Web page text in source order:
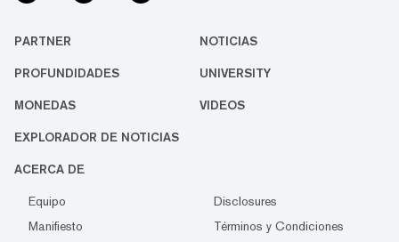
PARTNER NOTICIAS
PROFUNDIDADES UNIVERSITY
MONEDAS VIDEOS
EXPLORADOR DE NOTICIAS
ACERCA DE
Equipo
Disclosures
Manifiesto
Términos y Condiciones